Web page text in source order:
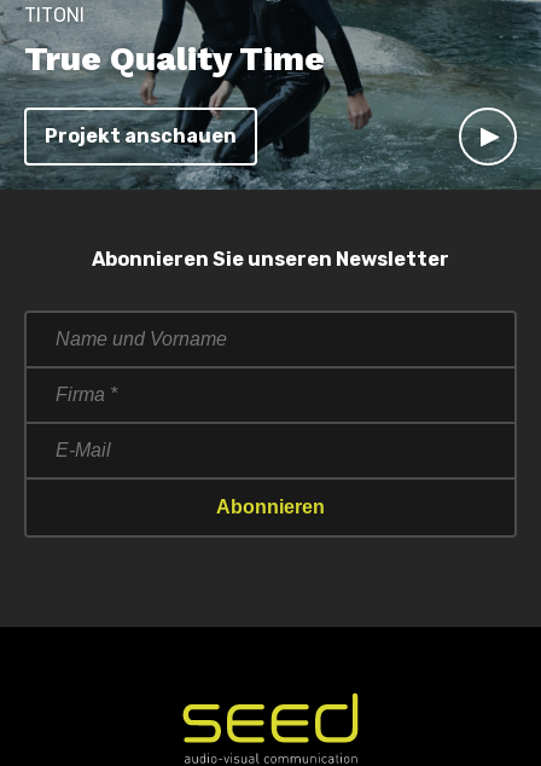
TITONI
True Quality Time
Projekt anschauen
Abonnieren Sie unseren Newsletter